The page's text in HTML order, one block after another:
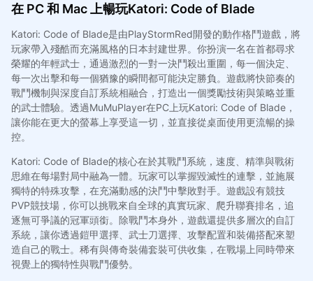
在 PC 和 Mac 上暢玩Katori: Code of Blade
Katori: Code of Blade是由PlayStormRed開發的動作格鬥遊戲，將
玩家帶入殘酷而充滿風格的日本封建世界。你扮演一名在首都尋求
榮耀的年輕武士，通過激烈的一對一決鬥殺出重圍，每一個決定、
每一次出擊和每一個猶豫的瞬間都可能決定勝負。遊戲將快節奏的
戰鬥機制與深度自訂系統相融合，打造出一個獎勵技術與策略並重
的武士體驗。透過MuMuPlayer在PC上玩Katori: Code of Blade，
讓你能在更大的螢幕上享受這一切，並直接從桌面使用更流暢的操
控。
Katori: Code of Blade的核心在於其戰鬥系統，速度、精準與戰術
思維在每場對局中融為一體。玩家可以掌握毀滅性的連擊，並施展
獨特的特殊攻擊，在充滿動感的決鬥中擊敗對手。遊戲設有競技
PVP競技場，你可以挑戰來自全球的真實玩家、爬升聯賽排名，追
逐無可爭議的冠軍頭銜。除戰鬥本身外，遊戲還提供多層次的自訂
系統，讓你透過鎧甲選擇、武士刀選擇、攻擊配置和裝備搭配來塑
造自己的戰士。稀有與傳奇裝備套裝可供收集，在戰場上同時帶來
視覺上的獨特性與戰鬥優勢。